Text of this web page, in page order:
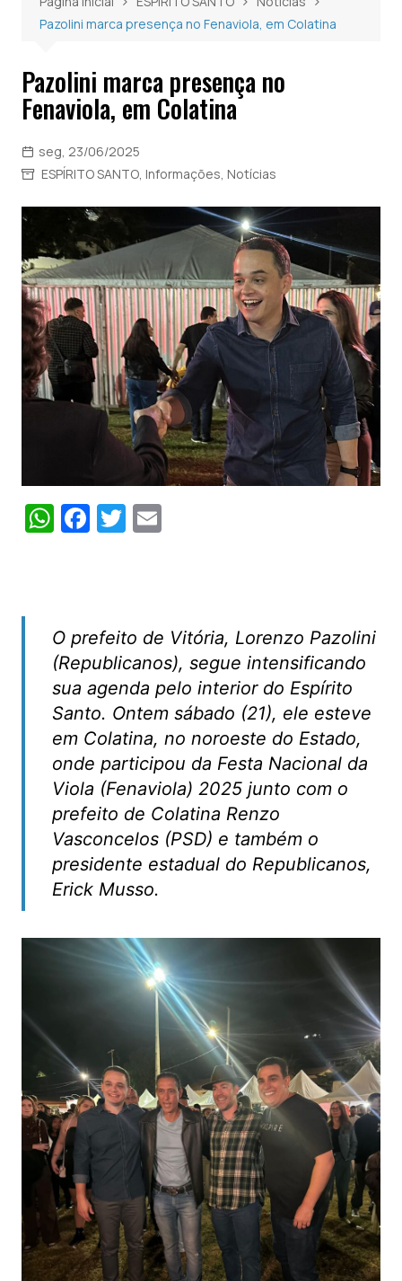
Pazolini marca presença no Fenaviola, em Colatina
Pazolini marca presença no
Fenaviola, em Colatina
seg, 23/06/2025
ESPÍRITO SANTO, Informações, Notícias
W
A
p
p
F
b
o
o
k
T E
O prefeito de Vitória, Lorenzo Pazolini
(Republicanos), segue intensificando
sua agenda pelo interior do Espírito
Santo. Ontem sábado (21), ele esteve
em Colatina, no noroeste do Estado,
onde participou da Festa Nacional da
Viola (Fenaviola) 2025 junto com o
prefeito de Colatina Renzo
Vasconcelos (PSD) e também o
presidente estadual do Republicanos,
Erick Musso.